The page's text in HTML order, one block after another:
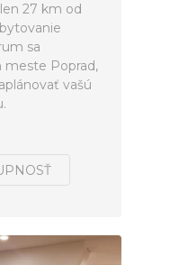
27 km od
sa
meste Poprad,
vašú